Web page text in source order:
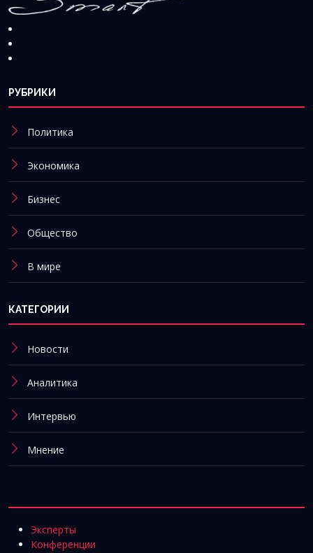
РУБРИКИ
Политика
Экономика
Бизнес
Общество
В мире
КАТЕГОРИИ
Новости
Аналитика
Интервью
Мнение
Эксперты
Конференции